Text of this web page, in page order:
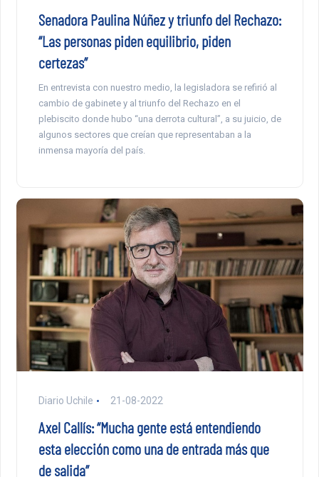
Senadora Paulina Núñez y triunfo del Rechazo:
“Las personas piden equilibrio, piden
certezas”
En entrevista con nuestro medio, la legisladora se refirió al
cambio de gabinete y al triunfo del Rechazo en el
plebiscito donde hubo “una derrota cultural”, a su juicio, de
algunos sectores que creían que representaban a la
inmensa mayoría del país.
Diario Uchile 21-08-2022
Axel Callís: “Mucha gente está entendiendo
esta elección como una de entrada más que
de salida”